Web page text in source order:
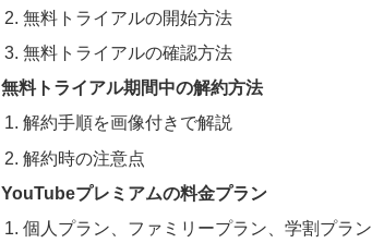
無料トライアルの開始方法
無料トライアルの確認方法
無料トライアル期間中の解約方法
解約手順を画像付きで解説
解約時の注意点
YouTubeプレミアムの料金プラン
個人プラン、ファミリープラン、学割プラン